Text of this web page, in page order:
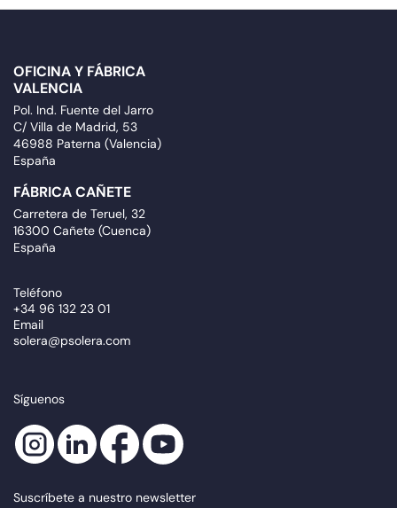
OFICINA Y FÁBRICA
VALENCIA
Pol. Ind. Fuente del Jarro
C/ Villa de Madrid, 53
46988 Paterna (Valencia)
España
FÁBRICA CAÑETE
Carretera de Teruel, 32
16300 Cañete (Cuenca)
España
Teléfono
+34 96 132 23 01
Email
solera@psolera.com
Síguenos
Suscríbete a nuestro newsletter